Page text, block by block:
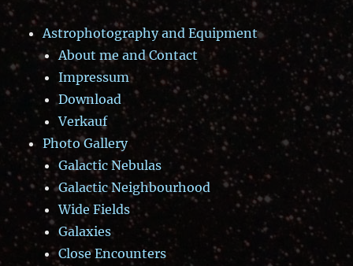
Astrophotography and Equipment
About me and Contact
Impressum
Download
Verkauf
Photo Gallery
Galactic Nebulas
Galactic Neighbourhood
Wide Fields
Galaxies
Close Encounters